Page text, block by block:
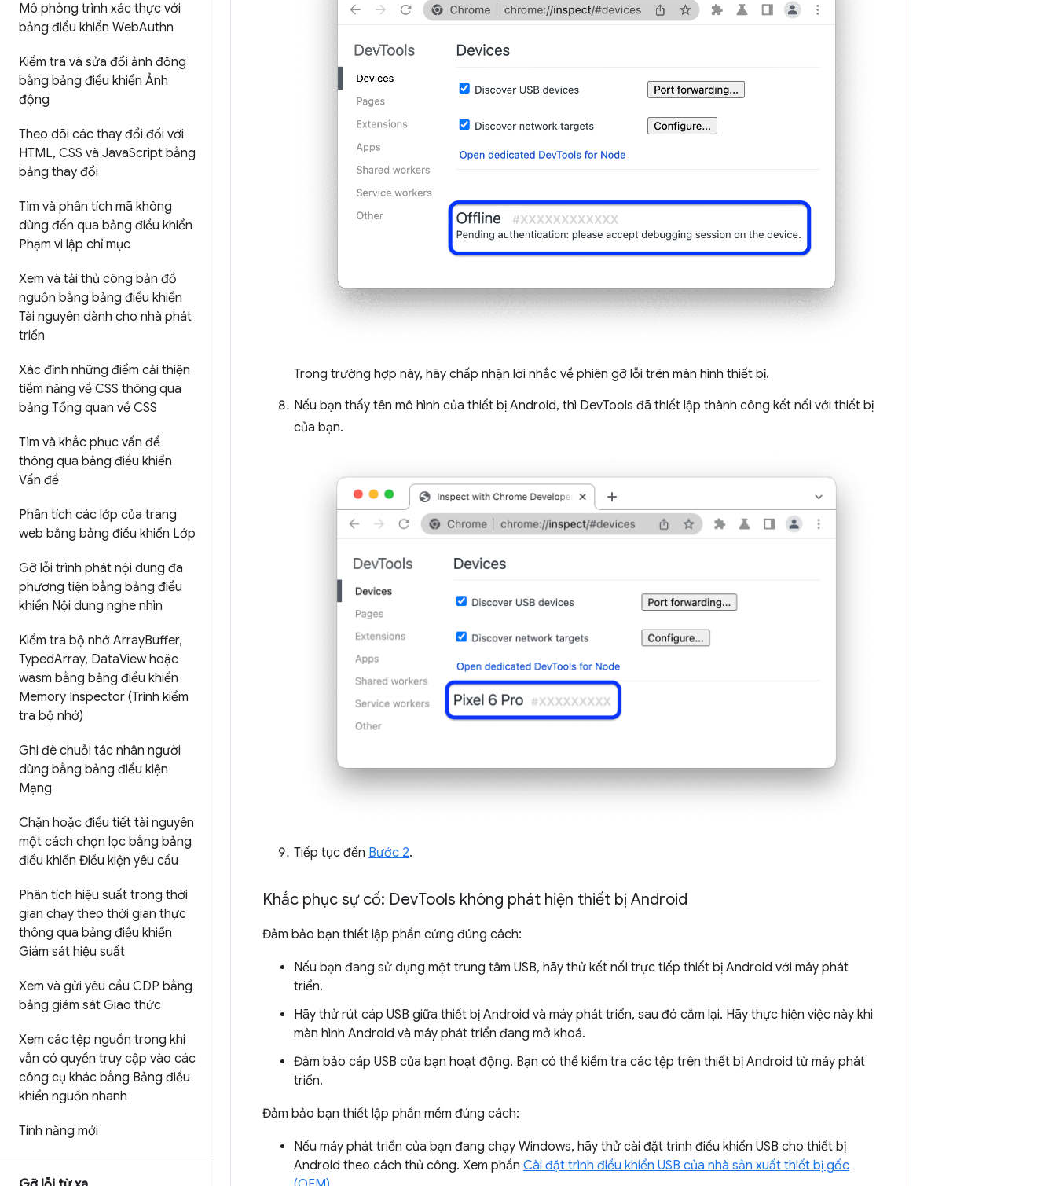
Mô phỏng trình xác thực với
bảng điều khiển WebAuthn
Kiểm tra và sửa đổi ảnh động
bằng bảng điều khiển Ảnh
động
Theo dõi các thay đổi đối với
HTML, CSS và JavaScript bằng
bảng thay đổi
Tìm và phân tích mã không
dùng đến qua bảng điều khiển
Phạm vi lập chỉ mục
Xem và tải thủ công bản đồ
nguồn bằng bảng điều khiển
Tài nguyên dành cho nhà phát
triển
Xác định những điểm cải thiện
tiềm năng về CSS thông qua
bảng Tổng quan về CSS
Tìm và khắc phục vấn đề
thông qua bảng điều khiển
Vấn đề
Phân tích các lớp của trang
web bằng bảng điều khiển Lớp
Gỡ lỗi trình phát nội dung đa
phương tiện bằng bảng điều
khiển Nội dung nghe nhìn
Kiểm tra bộ nhớ ArrayBuffer,
TypedArray, DataView hoặc
wasm bằng bảng điều khiển
Memory Inspector (Trình kiểm
tra bộ nhớ)
Ghi đè chuỗi tác nhân người
dùng bằng bảng điều kiện
Mạng
Chặn hoặc điều tiết tài nguyên
một cách chọn lọc bằng bảng
điều khiển Điều kiện yêu cầu
Phân tích hiệu suất trong thời
gian chạy theo thời gian thực
thông qua bảng điều khiển
Giám sát hiệu suất
Xem và gửi yêu cầu CDP bằng
bảng giám sát Giao thức
Xem các tệp nguồn trong khi
vẫn có quyền truy cập vào các
công cụ khác bằng Bảng điều
khiển nguồn nhanh
Tính năng mới
Trong trường hợp này, hãy chấp nhận lời nhắc về phiên gỡ lỗi trên màn hình thiết bị.
Nếu bạn thấy tên mô hình của thiết bị Android, thì DevTools đã thiết lập thành công kết nối với thiết bị
của bạn.
Tiếp tục đến Bước 2.
Khắc phục sự cố: DevTools không phát hiện thiết bị Android
Đảm bảo bạn thiết lập phần cứng đúng cách:
Nếu bạn đang sử dụng một trung tâm USB, hãy thử kết nối trực tiếp thiết bị Android với máy phát
triển.
Hãy thử rút cáp USB giữa thiết bị Android và máy phát triển, sau đó cắm lại. Hãy thực hiện việc này khi
màn hình Android và máy phát triển đang mở khoá.
Đảm bảo cáp USB của bạn hoạt động. Bạn có thể kiểm tra các tệp trên thiết bị Android từ máy phát
triển.
Đảm bảo bạn thiết lập phần mềm đúng cách:
Nếu máy phát triển của bạn đang chạy Windows, hãy thử cài đặt trình điều khiển USB cho thiết bị
Android theo cách thủ công. Xem phần Cài đặt trình điều khiển USB của nhà sản xuất thiết bị gốc